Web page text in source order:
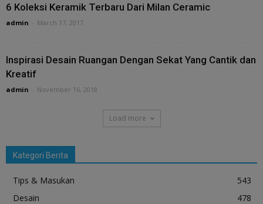
6 Koleksi Keramik Terbaru Dari Milan Ceramic
admin March 17, 2017
Inspirasi Desain Ruangan Dengan Sekat Yang Cantik dan
Kreatif
admin November 16, 2018
Load more
Kategori Berita
Tips & Masukan
543
Desain
478